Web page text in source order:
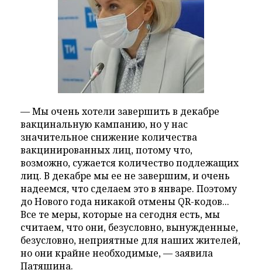
— Мы очень хотели завершить в декабре
вакцинальную кампанию, но у нас
значительное снижение количества
вакцинированных лиц, потому что,
возможно, сужается количество подлежащих
лиц. В декабре мы ее не завершим, и очень
надеемся, что сделаем это в январе. Поэтому
до Нового года никакой отмены QR-кодов...
Все те меры, которые на сегодня есть, мы
считаем, что они, безусловно, вынужденные,
безусловно, неприятные для наших жителей,
но они крайне необходимые, — заявила
Патяшина.